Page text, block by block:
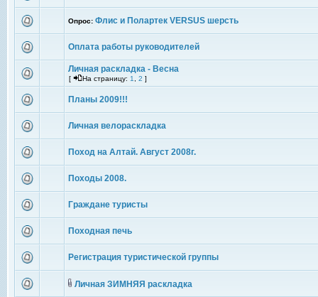
Опрос: Флис и Полартек VERSUS шерсть
Оплата работы руководителей
Личная раскладка - Весна
[ На страницу: 1 2 ]
Планы 2009!!!
Личная велораскладка
Поход на Алтай. Август 2008г.
Походы 2008.
Граждане туристы
Походная печь
Регистрация туристической группы
Личная ЗИМНЯЯ раскладка